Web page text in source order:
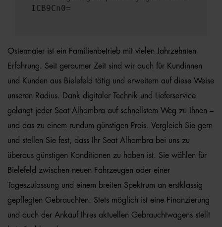
ICB9Cn0=
Ostermaier ist ein Familienbetrieb mit vielen Jahrzehnten
Erfahrung. Seit geraumer Zeit sind wir auch für Kundinnen
und Kunden aus Bielefeld tätig und erweitern auf diese Weise
unseren Radius. Dank digitaler Technik und Lieferservice
gelangt jeder Seat Alhambra auf schnellstem Weg zu Ihnen –
und das zu einem rundum günstigen Preis. Vergleich Sie gern
und stellen Sie fest, dass Ihr Seat Alhambra bei uns zu
überaus günstigen Konditionen zu haben ist. Sie wählen für
Bielefeld zwischen neuen Fahrzeugen oder einer
Tageszulassung und einem breiten Spektrum an erstklassig
gepflegten Gebrauchten. Stets möglich ist eine Finanzierung
und auch der Ankauf Ihres aktuellen Gebrauchtwagens stellt